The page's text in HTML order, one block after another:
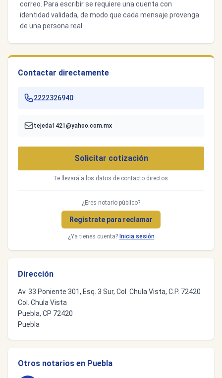
correo. Para escribir se requiere una cuenta con
identidad validada, de modo que cada mensaje provenga
de una persona real.
Contactar directamente
2222326940
tejeda1421@yahoo.com.mx
Solicitar cotización
Te llevará a los datos de contacto directos.
¿Eres notario público?
Regístrate para reclamar
¿Ya tienes cuenta? Inicia sesión
Dirección
Av. 33 Poniente 301, Esq. 3 Sur, Col. Chula Vista, C.P. 72420
Col. Chula Vista
Puebla, CP 72420
Puebla
Otros notarios en Puebla